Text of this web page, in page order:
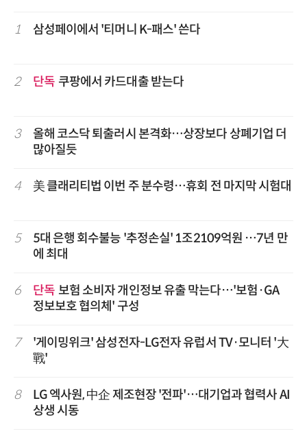
1 삼성페이에서 '티머니 K-패스' 쓴다
2 단독 쿠팡에서 카드대출 받는다
3
올해 코스닥 퇴출러시 본격화…상장보다 상폐기업 더
많아질듯
4 美 클래리티법 이번 주 분수령…휴회 전 마지막 시험대
5
5대 은행 회수불능 '추정손실' 1조2109억원 …7년 만
에 최대
6 단독 보험 소비자 개인정보 유출 막는다…'보험·GA
정보보호 협의체' 구성
7
'게이밍위크' 삼성전자-LG전자 유럽서 TV·모니터 '大
戰'
8
LG 엑사원, 中企 제조현장 '전파'…대기업과 협력사 AI
상생 시동